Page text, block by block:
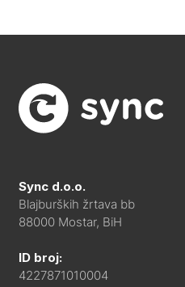
Sync d.o.o.
Blajburških žrtava bb
88000 Mostar, BiH
ID broj:
4227871010004